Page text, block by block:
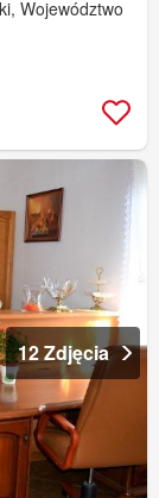
Województwo
12 Zdjęcia